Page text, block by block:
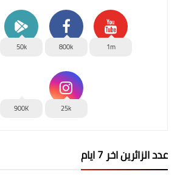
1m
800k
50k
25k
900K
عدد الزائرين اخر 7 ايام